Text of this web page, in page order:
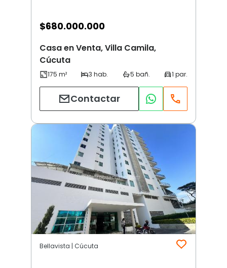
$680.000.000
Casa en Venta, Villa Camila,
Cúcuta
Contactar
Bellavista | Cúcuta